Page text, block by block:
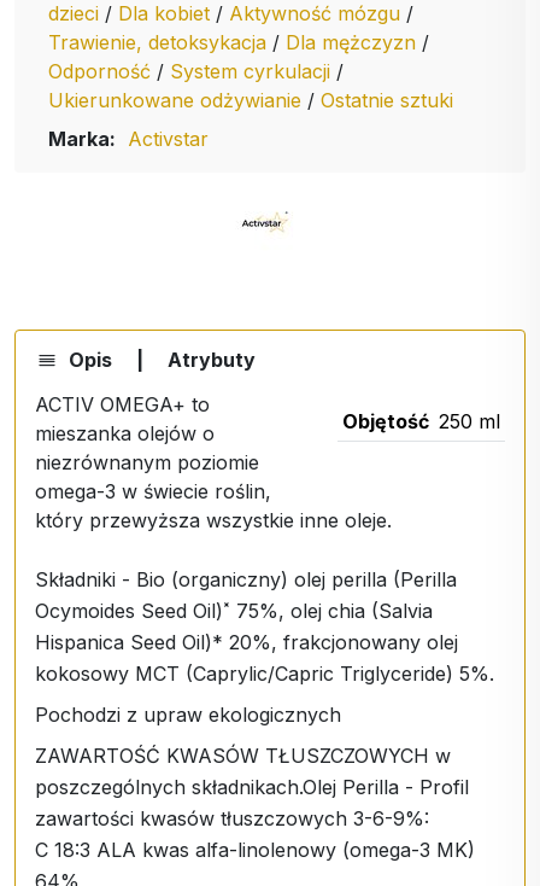
dzieci / Dla kobiet / Aktywność mózgu /
Trawienie, detoksykacja / Dla mężczyzn /
Odporność / System cyrkulacji /
Ukierunkowane odżywianie / Ostatnie sztuki
Marka: Activstar
Opis Atrybuty
Objętość 250 ml
ACTIV OMEGA+ to
mieszanka olejów o
niezrównanym poziomie
omega-3 w świecie roślin,
który przewyższa wszystkie inne oleje.
Składniki - Bio (organiczny) olej perilla (Perilla
Ocymoides Seed Oil)˟ 75%, olej chia (Salvia
Hispanica Seed Oil)* 20%, frakcjonowany olej
kokosowy MCT (Caprylic/Capric Triglyceride) 5%.
Pochodzi z upraw ekologicznych
ZAWARTOŚĆ KWASÓW TŁUSZCZOWYCH w
poszczególnych składnikach.Olej Perilla - Profil
zawartości kwasów tłuszczowych 3-6-9%:
C 18:3 ALA kwas alfa-linolenowy (omega-3 MK)
64%